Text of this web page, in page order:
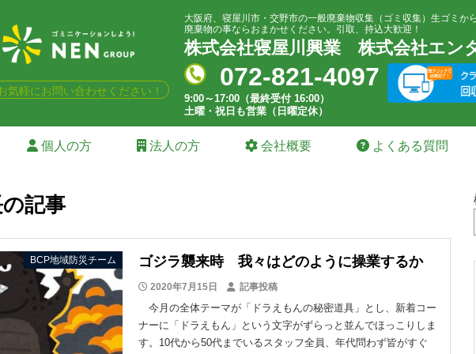
気軽にお問い合わせください！
大阪府、寝屋川市・交野市の一般廃棄物収集（ゴミ収集）生ゴミか
廃棄物の事ならおまかせください。引取、持込大歓迎！
株式会社寝屋川興業株式会社エン
072-821-4097
9:00～17:00（最終受付 16:00）
土曜・祝日も営業（日曜定休）
個人の方 法人の方 会社概要 よくある質問
記事
BCP地域防災チーム ゴジラ襲来時 我々はどのように操業するか
2020年7月15日 記事投稿
今月の全体テーマが「ドラえもんの秘密道具」とし、新着コー
ナーに「ドラえもん」という文字がずらっと並んでほっこりしま
す。10代から50代までいるスタッフ全員、年代問わず皆がすぐ